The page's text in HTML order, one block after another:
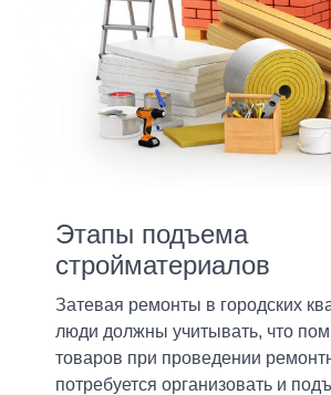
Автопарк
Вакансии
Контакты
Такси
Этапы подъема
стройматериалов
Затевая ремонты в городских
люди должны учитывать, что
товаров при проведении
потребуется организовать и